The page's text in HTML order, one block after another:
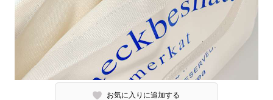
お気に入りに追加する